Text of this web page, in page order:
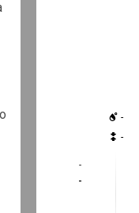
-
-
-
-